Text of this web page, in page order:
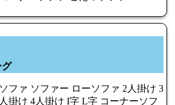
グ
ソファ ソファー ローソファ 2人掛け 3
人掛け 4人掛け I字 L字 コーナーソフ